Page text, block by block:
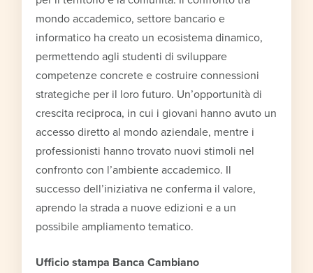
mondo accademico, settore bancario e
informatico ha creato un ecosistema dinamico,
permettendo agli studenti di sviluppare
competenze concrete e costruire connessioni
strategiche per il loro futuro. Un’opportunità di
crescita reciproca, in cui i giovani hanno avuto un
accesso diretto al mondo aziendale, mentre i
professionisti hanno trovato nuovi stimoli nel
confronto con l’ambiente accademico. Il
successo dell’iniziativa ne conferma il valore,
aprendo la strada a nuove edizioni e a un
possibile ampliamento tematico.
Ufficio stampa Banca Cambiano